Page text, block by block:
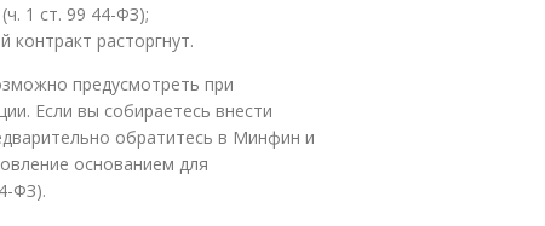
1 ст. 99 44-ФЗ);
контракт расторгнут.
предусмотреть при
Если вы собираетесь внести
обратитесь в Минфин и
основанием для
ФЗ).